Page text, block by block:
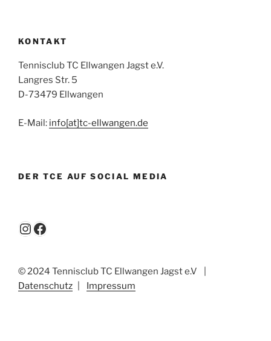
KONTAKT
Tennisclub TC Ellwangen Jagst e.V.
Langres Str. 5
D-73479 Ellwangen
E-Mail: info[at]tc-ellwangen.de
DER TCE AUF SOCIAL MEDIA
Instagram
Facebook
© 2024 Tennisclub TC Ellwangen Jagst e.V
Datenschutz
Impressum